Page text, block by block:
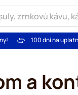
100 dní na
a